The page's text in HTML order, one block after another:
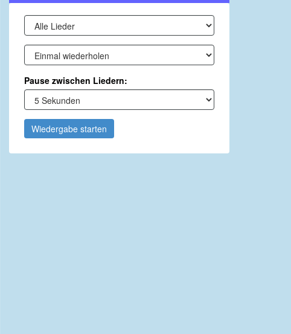
Pause zwischen Liedern:
Wiedergabe starten